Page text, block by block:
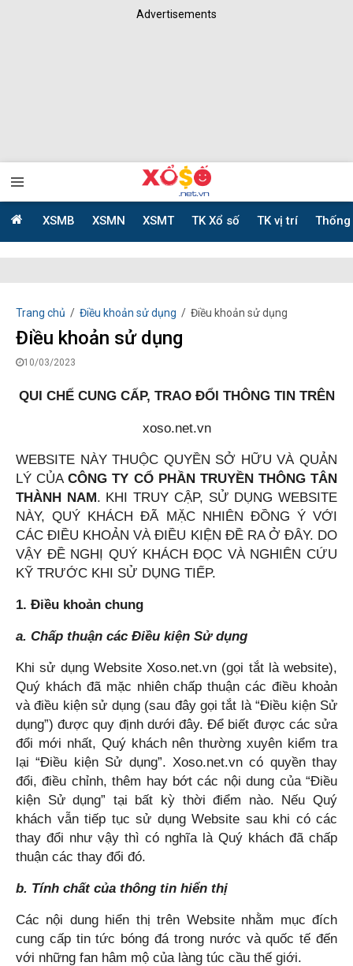
Advertisements
XSMB XSMN XSMT TK Xổ số TK vị trí
Trang chủ Điều khoản sử dụng Điều khoản sử dụng
Điều khoản sử dụng
10/03/2023
QUI CHẾ CUNG CẤP, TRAO ĐỔI THÔNG TIN TRÊN
xoso.net.vn
WEBSITE NÀY THUỘC QUYỀN SỞ HỮU VÀ QUẢN
LÝ CỦACÔNG TY CỔ PHẦN TRUYỀN THÔNG TÂN
THÀNH NAM. KHI TRUY CẬP, SỬ DỤNG WEBSITE
NÀY, QUÝ KHÁCH ĐÃ MẶC NHIÊN ĐỒNG Ý VỚI
CÁC ĐIỀU KHOẢN VÀ ĐIỀU KIỆN ĐỀ RA Ở ĐÂY. DO
VẬY ĐỀ NGHỊ QUÝ KHÁCH ĐỌC VÀ NGHIÊN CỨU
KỸ TRƯỚC KHI SỬ DỤNG TIẾP.
1. Điều khoản chung
a. Chấp thuận các Điều kiện Sử dụng
Khi sử dụng Website Xoso.net.vn (gọi tắt là website),
Quý khách đã mặc nhiên chấp thuận các điều khoản
và điều kiện sử dụng (sau đây gọi tắt là “Điều kiện Sử
dụng”) được quy định dưới đây. Để biết được các sửa
đổi mới nhất, Quý khách nên thường xuyên kiểm tra
lại “Điều kiện Sử dụng”. Xoso.net.vn có quyền thay
đổi, điều chỉnh, thêm hay bớt các nội dung của “Điều
kiện Sử dụng” tại bất kỳ thời điểm nào. Nếu Quý
khách vẫn tiếp tục sử dụng Website sau khi có các
thay đổi như vậy thì có nghĩa là Quý khách đã chấp
thuận các thay đổi đó.
b. Tính chất của thông tin hiển thị
Các nội dung hiển thị trên Website nhằm mục đích
cung cấp tin tức bóng đá trong nước và quốc tế đến
với những fan hâm mộ của làng túc cầu thế giới.